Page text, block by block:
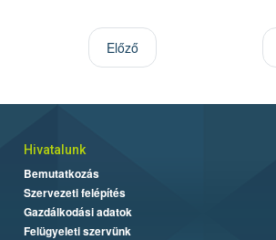
Előző
Hivatalunk
Bemutatkozás
Szervezeti felépítés
Gazdálkodási adatok
Felügyeleti szervünk